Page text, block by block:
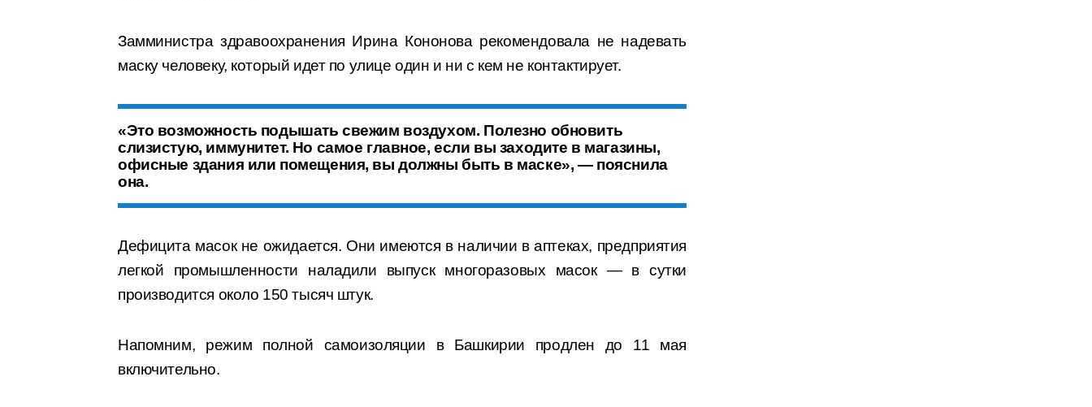
Замминистра здравоохранения Ирина Кононова рекомендовала не надевать
маску человеку, который идет по улице один и ни с кем не контактирует.
«Это возможность подышать свежим воздухом. Полезно обновить
слизистую, иммунитет. Но самое главное, если вы заходите в магазины,
офисные здания или помещения, вы должны быть в маске», — пояснила
она.
Дефицита масок не ожидается. Они имеются в наличии в аптеках, предприятия
легкой промышленности наладили выпуск многоразовых масок — в сутки
производится около 150 тысяч штук.
Напомним, режим полной самоизоляции в Башкирии продлен до 11 мая
включительно.